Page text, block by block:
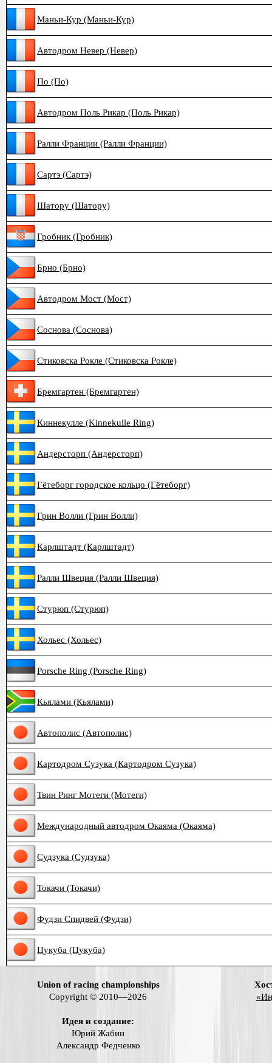
Маньи-Кур (Маньи-Кур)
Автодром Невер (Невер)
По (По)
Автодром Поль Рикар (Поль Рикар)
Ралли Франции (Ралли Франции)
Сартэ (Сартэ)
Шатору (Шатору)
Гробник (Гробник)
Брно (Брно)
Автодром Мост (Мост)
Соснова (Соснова)
Стиковска Рокле (Стиковска Рокле)
Бремгартен (Бремгартен)
Киннекулле (Kinnekulle Ring)
Андерсторп (Андерсторп)
Гётеборг городское кольцо (Гётеборг)
Грин Волли (Грин Волли)
Карлштадт (Карлштадт)
Ралли Швеция (Ралли Швеция)
Стурюп (Стурюп)
Хольес (Хольес)
Porsche Ring (Porsche Ring)
Кьялами (Кьялами)
Автополис (Автополис)
Картодром Сузука (Картодром Сузука)
Твин Ринг Мотеги (Мотеги)
Международный автодром Окаяма (Окаяма)
Судзука (Судзука)
Токачи (Токачи)
Фудзи Спидвей (Фудзи)
Цукуба (Цукуба)
Union of racing championships
Copyright © 2010—2026
Идея и создание:
Юрий Жабин
Александр Федченко